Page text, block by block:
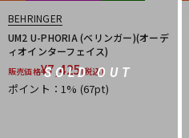
SOLD OUT
BEHRINGER
UM2 U-PHORIA (ベリンガー)(オーデ
ィオインターフェイス)
販売価格¥7,425(税込)
ポイント：1% (67pt)